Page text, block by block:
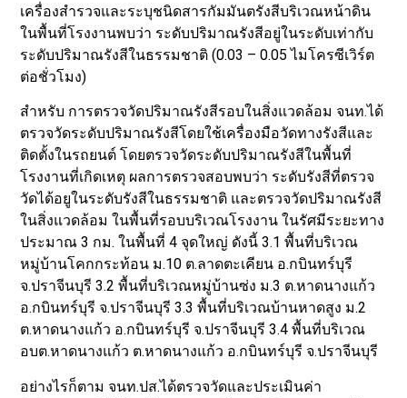
เครื่องสำรวจและระบุชนิดสารกัมมันตรังสีบริเวณหน้าดิน
ในพื้นที่โรงงานพบว่า ระดับปริมาณรังสีอยู่ในระดับเท่ากับ
ระดับปริมาณรังสีในธรรมชาติ (0.03 – 0.05 ไมโครซีเวิร์ต
ต่อชั่วโมง)
สำหรับ การตรวจวัดปริมาณรังสีรอบในสิ่งแวดล้อม จนท.ได้
ตรวจวัดระดับปริมาณรังสีโดยใช้เครื่องมือวัดทางรังสีและ
ติดตั้งในรถยนต์ โดยตรวจวัดระดับปริมาณรังสีในพื้นที่
โรงงานที่เกิดเหตุ ผลการตรวจสอบพบว่า ระดับรังสีที่ตรวจ
วัดได้อยูในระดับรังสีในธรรมชาติ และตรวจวัดปริมาณรังสี
ในสิ่งแวดล้อม ในพื้นที่รอบบริเวณโรงงาน ในรัศมีระยะทาง
ประมาณ 3 กม. ในพื้นที่ 4 จุดใหญ่ ดังนี้ 3.1 พื้นที่บริเวณ
หมู่บ้านโคกกระท้อน ม.10 ต.ลาดตะเคียน อ.กบินทร์บุรี
จ.ปราจีนบุรี 3.2 พื้นที่บริเวณหมู่บ้านซ่ง ม.3 ต.หาดนางแก้ว
อ.กบินทร์บุรี จ.ปราจีนบุรี 3.3 พื้นที่บริเวณบ้านหาดสูง ม.2
ต.หาดนางแก้ว อ.กบินทร์บุรี จ.ปราจีนบุรี 3.4 พื้นที่บริเวณ
อบต.หาดนางแก้ว ต.หาดนางแก้ว อ.กบินทร์บุรี จ.ปราจีนบุรี
อย่างไรก็ตาม จนท.ปส.ได้ตรวจวัดและประเมินค่า